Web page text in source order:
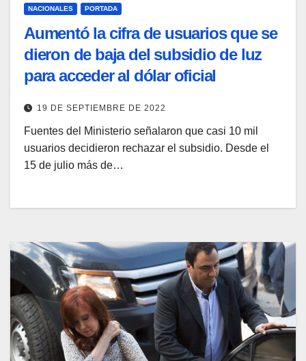
NACIONALES PORTADA
Aumentó la cifra de usuarios que se
dieron de baja del subsidio de luz
para acceder al dólar oficial
19 DE SEPTIEMBRE DE 2022
Fuentes del Ministerio señalaron que casi 10 mil
usuarios decidieron rechazar el subsidio. Desde el
15 de julio más de…